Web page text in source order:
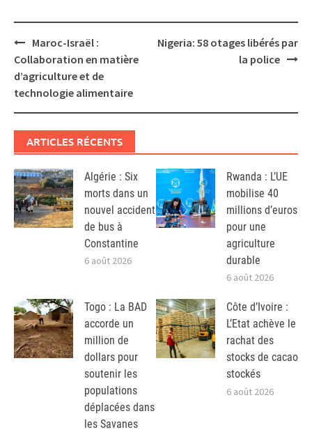
Post
navigation
Maroc-Israël :
Collaboration en matière
d’agriculture et de
technologie alimentaire
Nigeria: 58 otages libérés par
la police
ARTICLES RÉCENTS
Algérie : Six
morts dans un
nouvel accident
de bus à
Constantine
6 août 2026
Rwanda : L’UE
mobilise 40
millions d’euros
pour une
agriculture
durable
6 août 2026
Togo : La BAD
accorde un
million de
dollars pour
soutenir les
populations
déplacées dans
les Savanes
Côte d’Ivoire :
L’Etat achève le
rachat des
stocks de cacao
stockés
6 août 2026